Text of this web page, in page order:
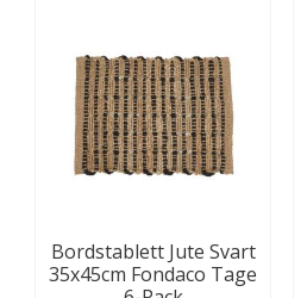
Bordstablett Jute Svart
35x45cm Fondaco Tage